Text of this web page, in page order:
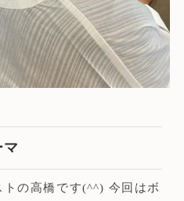
の高橋です(^^) 今回はボ